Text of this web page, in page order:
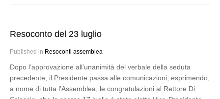
Resoconto del 23 luglio
Published in Resoconti assemblea
Dopo l’approvazione all’unanimità del verbale della seduta
precedente, il Presidente passa alle comunicazioni, esprimendo,
a nome di tutta l’Assemblea, le congratulazioni al Rettore Di